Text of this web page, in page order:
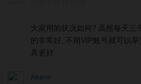
大家用的状况如何? 虽然每天三
的非常好, 不用VIP账号就可以享
具更好
Aikanxi